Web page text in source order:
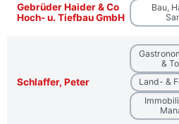
Gebrüder Haider & Co
Hoch- u. Tiefbau GmbH
Bau,
Schlaffer, Peter
&
Land- &